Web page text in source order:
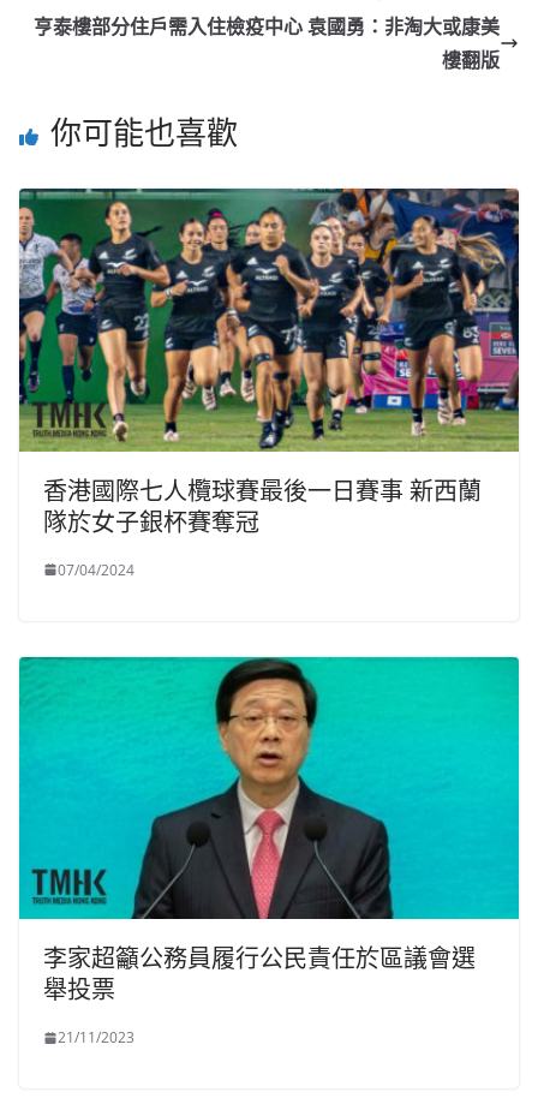
亨泰樓部分住戶需入住檢疫中心 袁國勇：非淘大或康美
樓翻版
你可能也喜歡
香港國際七人欖球賽最後一日賽事 新西蘭
隊於女子銀杯賽奪冠
07/04/2024
李家超籲公務員履行公民責任於區議會選
舉投票
21/11/2023